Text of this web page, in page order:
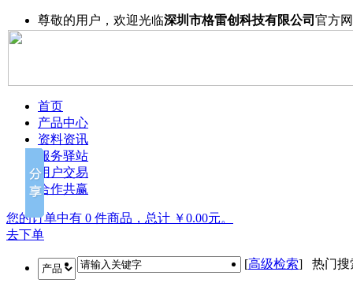
尊敬的用户，欢迎光临深圳市格雷创科技有限公司 官方
首页
产品中心
资料资讯
服务驿站
用户交易
合作共赢
您的订单中有 0 件商品，总计 ￥0.00元。
去下单
[高级检索] 热门搜